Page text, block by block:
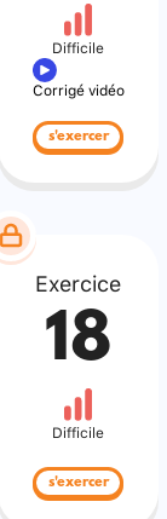
Difficile
Corrigé vidéo
s'exercer
Exercice
18
Difficile
s'exercer